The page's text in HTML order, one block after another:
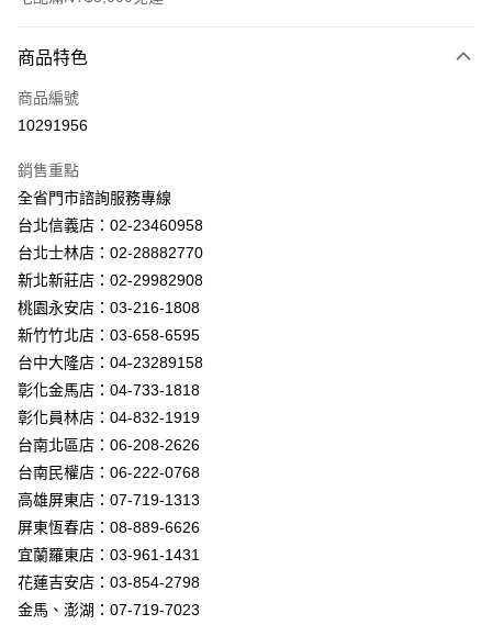
信用卡一次付款
LINE Pay
街口支付
悠遊付
Google Pay
全盈+PAY
AFTEE先享後付
相關說明
【關於「AFTEE先享後付」】
AFTEE先享後付是「在收到商品之後才付款」的支付方式。 讓您購物簡單
便利好安心！
１．簡單：不需註冊會員、不需綁卡、不需儲值。
３．安心：先確認商品／服務後，再付款。
【「AFTEE先享後付」結帳流程】
１．於結帳方式選擇「AFTEE先享後付」後，將跳轉至「AFTEE先享後付」
結帳頁面，進行簡訊認證並確認金額後，即可完成結帳。
２．訂單成立數日內，您將收到繳費通知簡訊。
ATM付款
運送方式
新竹貨運宅配
商品特色
商品編號
10291956
銷售重點
全省門市諮詢服務專線
台北信義店：02-23460958
台北士林店：02-28882770
新北新莊店：02-29982908
桃園永安店：03-216-1808
新竹竹北店：03-658-6595
台中大隆店：04-23289158
彰化金馬店：04-733-1818
彰化員林店：04-832-1919
台南北區店：06-208-2626
台南民權店：06-222-0768
高雄屏東店：07-719-1313
屏東恆春店：08-889-6626
宜蘭羅東店：03-961-1431
花蓮吉安店：03-854-2798
金馬、澎湖：07-719-7023